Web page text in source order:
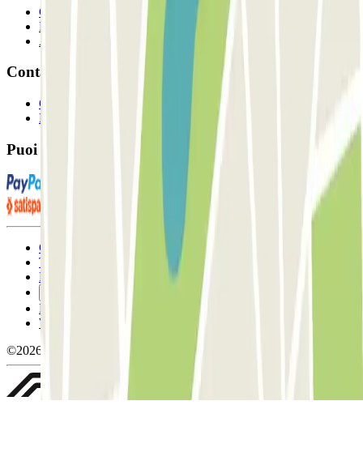
Collaboratori
Proprietari di parcheggio
Affiliati
Contatto
Contattaci
FAQ
Puoi utilizzare questi metodi di pagamento:
Condizioni contrattuali e di utilizzo
Termini di cancellazione
Politica sui cookies
Politica sulla privacy
Whistleblowing
©2026 Parclick. Tutti i diritti riservati